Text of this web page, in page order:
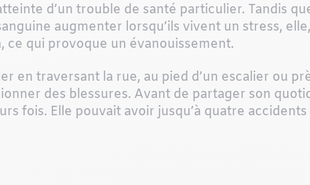
d’un trouble de santé particulier. Tandis
augmenter lorsqu’ils vivent un stress,
ce qui provoque un évanouissement.
en traversant la rue, au pied d’un escalier ou
des blessures. Avant de partager son
fois. Elle pouvait avoir jusqu’à quatre